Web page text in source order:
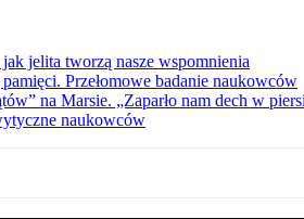
jelita tworzą nasze wspomnienia
Przełomowe badanie naukowców
na Marsie. „Zaparło nam dech w
naukowców